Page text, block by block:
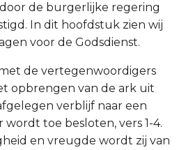
de burgerlijke regering
In dit hoofdstuk zien wij
voor de Godsdienst.
de vertegenwoordigers
opbrengen van de ark uit
verblijf naar een
toe besloten, vers 1-4.
en vreugde wordt zij van